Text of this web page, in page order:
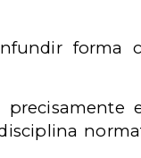
forma